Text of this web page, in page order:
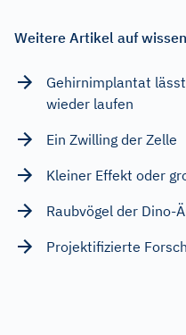
Weitere Artikel auf
Gehirnimplantat
wieder laufen
Ein Zwilling der Zelle
Kleiner Effekt oder
Raubvögel der Dino-
Projektifizierte